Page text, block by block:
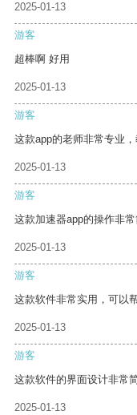
2025-01-13
游客
超棒啊 好用
2025-01-13
游客
这款app的老师非常专业
2025-01-13
游客
这款加速器app的操作非
2025-01-13
游客
这款软件非常实用，可以
2025-01-13
游客
这款软件的界面设计非常
2025-01-13